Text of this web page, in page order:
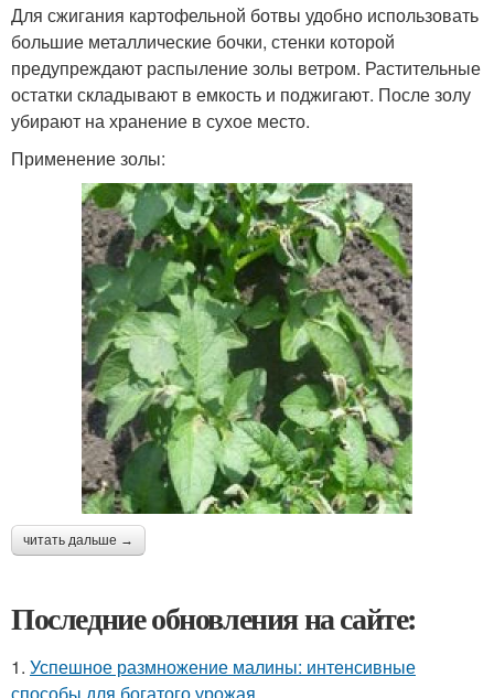
Для сжигания картофельной ботвы удобно использовать
большие металлические бочки, стенки которой
предупреждают распыление золы ветром. Растительные
остатки складывают в емкость и поджигают. После золу
убирают на хранение в сухое место.
Применение золы:
читать дальше →
Последние обновления на сайте:
1. Успешное размножение малины: интенсивные